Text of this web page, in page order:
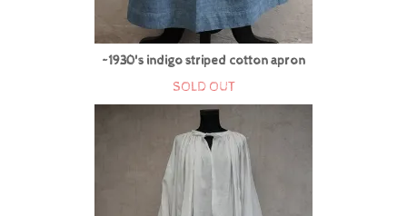
~1930's indigo striped cotton apron
SOLD OUT